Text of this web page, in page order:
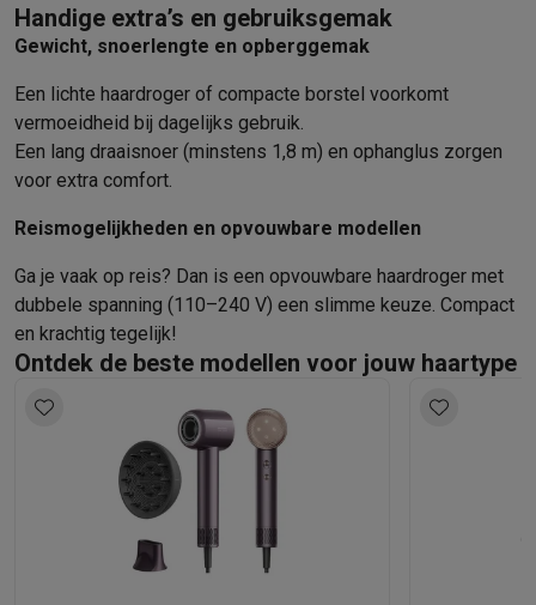
Handige extra’s en gebruiksgemak
Gewicht, snoerlengte en opberggemak
Een lichte haardroger of compacte borstel voorkomt
vermoeidheid bij dagelijks gebruik.
Een lang draaisnoer (minstens 1,8 m) en ophanglus zorgen
voor extra comfort.
Reismogelijkheden en opvouwbare modellen
Ga je vaak op reis? Dan is een opvouwbare haardroger met
dubbele spanning (110–240 V) een slimme keuze. Compact
en krachtig tegelijk!
Ontdek de beste modellen voor jouw haartype